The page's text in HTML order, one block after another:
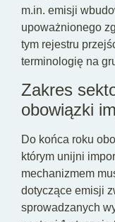
m.in. emisji
upoważnionego
tym rejestru
terminologię na
Zakres
obowiązki
Do końca roku
którym unijni
mechanizmem
dotyczące emisji
sprowadzanych